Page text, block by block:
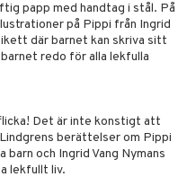
papp med handtag i stål. På
på Pippi från Ingrid
där barnet kan skriva sitt
redo för alla lekfulla
Det är inte konstigt att
berättelser om Pippi
och Ingrid Vang Nymans
lekfullt liv.